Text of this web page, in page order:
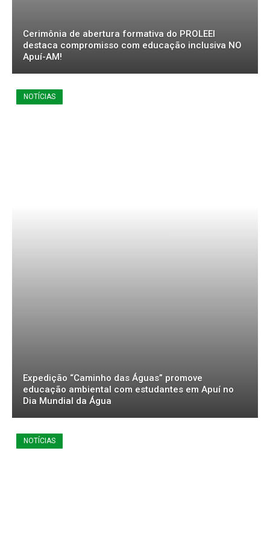
Cerimônia de abertura formativa do PROLEEI
destaca compromisso com educação inclusiva NO
Apuí-AM!
NOTÍCIAS
Expedição “Caminho das Águas” promove
educação ambiental com estudantes em Apuí no
Dia Mundial da Água
NOTÍCIAS